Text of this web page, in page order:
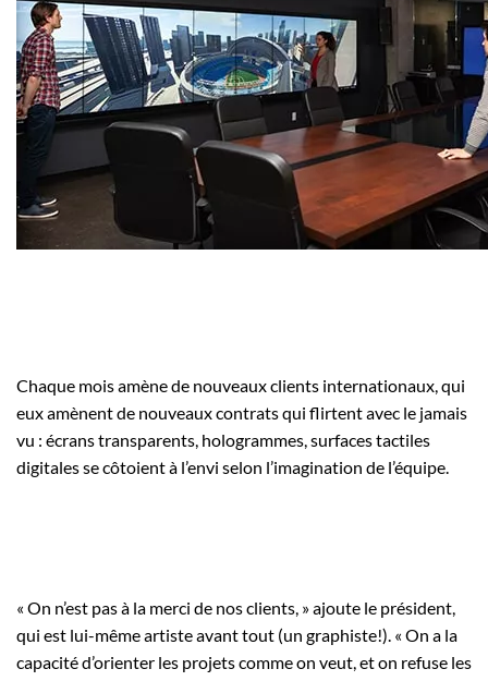
Chaque mois amène de nouveaux clients internationaux, qui
eux amènent de nouveaux contrats qui flirtent avec le jamais
vu : écrans transparents, hologrammes, surfaces tactiles
digitales se côtoient à l’envi selon l’imagination de l’équipe.
« On n’est pas à la merci de nos clients, » ajoute le président,
qui est lui-même artiste avant tout (un graphiste!). « On a la
capacité d’orienter les projets comme on veut, et on refuse les